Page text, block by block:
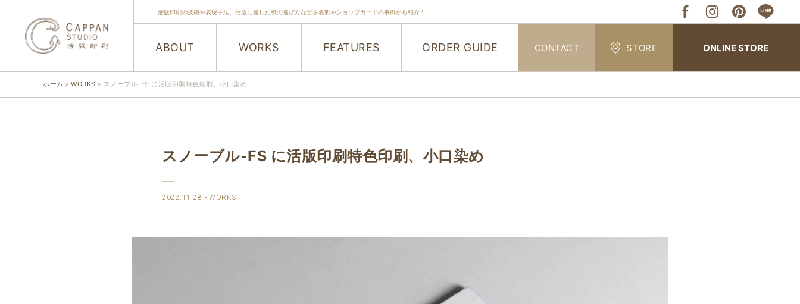
活版印刷の技術や表現手法、活版に適した紙の選び方などを名刺やショップカードの事例から紹介！
ABOUT WORKS FEATURES ORDER GUIDE CONTACT STORE ONLINE STORE
ホーム WORKS スノーブル-FS に活版印刷特色印刷、小口染め
スノーブル-FS に活版印刷特色印刷、小口染め
2022.11.28 WORKS